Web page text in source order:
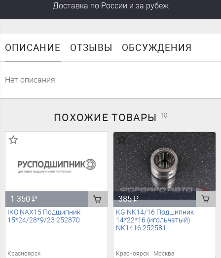
Доставка по России и за рубеж
ОПИСАНИЕ ОТЗЫВЫ ОБСУЖДЕНИЯ
Нет описания
ПОХОЖИЕТОВАРЫ 10
1 350₽
IKO NAX15 Подшипник
15*24/28*9/23 252870
Красноярск
385₽
KG NK14/16 Подшипник
14*22*16 (игольчатый)
NK1416 252581
Красноярск Москва